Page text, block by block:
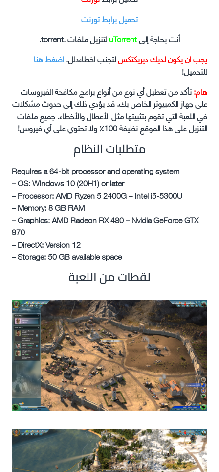
تحميل برابط تورنت
أنت بحاجة إلىuTorrentلتنزيل ملفات .torrent.
يجب ان يكون لديك ديريكتكسلتجنب اخطاءدلل.اضغط هنا
للتحميل!
هام:تأكد من تعطيل أي نوع من أنواع برامج مكافحة الفيروسات
على جهاز الكمبيوتر الخاص بك. قد يؤدي ذلك إلى حدوث مشكلات
في اللعبة التي تقوم بتثبيتها مثل الأعطال والأخطاء. جميع ملفات
التنزيل على هذا الموقع نظيفة 100٪ ولا تحتوي على أي فيروس!
متطلبات النظام
Requires a 64-bit processor and operating system
– OS: Windows 10 (20H1) or later
– Processor: AMD Ryzen 5 2400G – Intel i5-5300U
– Memory: 8 GB RAM
– Graphics: AMD Radeon RX 480 – Nvidia GeForce GTX
970
– DirectX: Version 12
– Storage: 50 GB available space
لقطات من اللعبة